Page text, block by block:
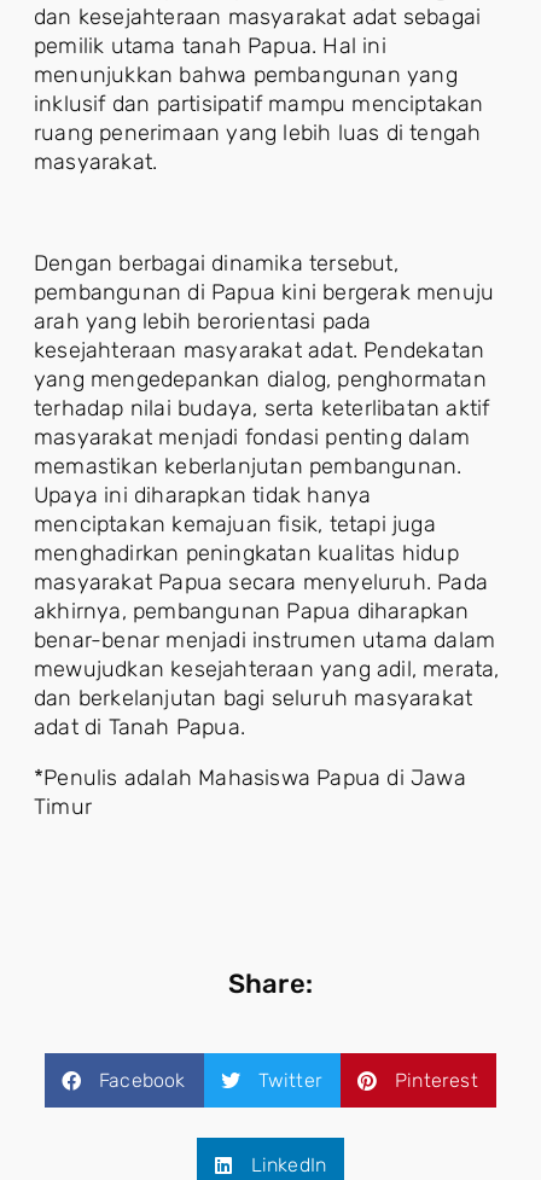
dan kesejahteraan masyarakat adat sebagai
pemilik utama tanah Papua. Hal ini
menunjukkan bahwa pembangunan yang
inklusif dan partisipatif mampu menciptakan
ruang penerimaan yang lebih luas di tengah
masyarakat.
Dengan berbagai dinamika tersebut,
pembangunan di Papua kini bergerak menuju
arah yang lebih berorientasi pada
kesejahteraan masyarakat adat. Pendekatan
yang mengedepankan dialog, penghormatan
terhadap nilai budaya, serta keterlibatan aktif
masyarakat menjadi fondasi penting dalam
memastikan keberlanjutan pembangunan.
Upaya ini diharapkan tidak hanya
menciptakan kemajuan fisik, tetapi juga
menghadirkan peningkatan kualitas hidup
masyarakat Papua secara menyeluruh. Pada
akhirnya, pembangunan Papua diharapkan
benar-benar menjadi instrumen utama dalam
mewujudkan kesejahteraan yang adil, merata,
dan berkelanjutan bagi seluruh masyarakat
adat di Tanah Papua.
*Penulis adalah Mahasiswa Papua di Jawa
Timur
Share:
Facebook Twitter Pinterest
LinkedIn